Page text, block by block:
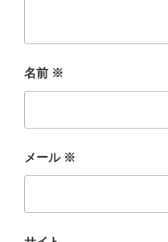
名前 ※
メール ※